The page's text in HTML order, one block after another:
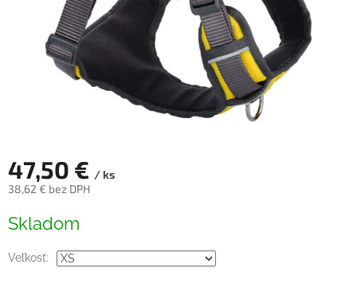
47,50 € / ks
38,62 € bez DPH
cena:
Skladom
Veľkosť: